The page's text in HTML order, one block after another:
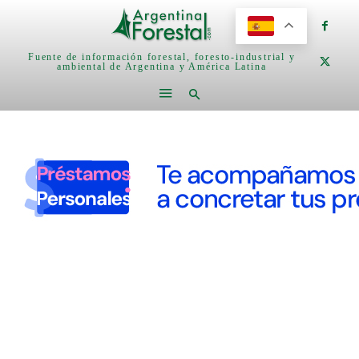
Fuente de información forestal, foresto-industrial y
ambiental de Argentina y América Latina